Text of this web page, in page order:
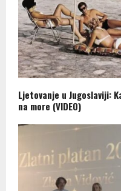
Ljetovanje u Jugoslaviji:
na more (VIDEO)